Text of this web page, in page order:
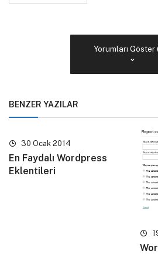
Yorumları Göster
BENZER YAZILAR
30 Ocak 2014
En Faydalı Wordpress
Eklentileri